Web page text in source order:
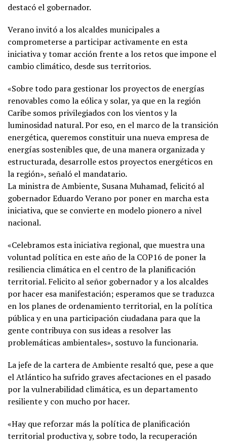
destacó el gobernador.
Verano invitó a los alcaldes municipales a
comprometerse a participar activamente en esta
iniciativa y tomar acción frente a los retos que impone el
cambio climático, desde sus territorios.
«Sobre todo para gestionar los proyectos de energías
renovables como la eólica y solar, ya que en la región
Caribe somos privilegiados con los vientos y la
luminosidad natural. Por eso, en el marco de la transición
energética, queremos constituir una nueva empresa de
energías sostenibles que, de una manera organizada y
estructurada, desarrolle estos proyectos energéticos en
la región», señaló el mandatario.
La ministra de Ambiente, Susana Muhamad, felicitó al
gobernador Eduardo Verano por poner en marcha esta
iniciativa, que se convierte en modelo pionero a nivel
nacional.
«Celebramos esta iniciativa regional, que muestra una
voluntad política en este año de la COP16 de poner la
resiliencia climática en el centro de la planificación
territorial. Felicito al señor gobernador y a los alcaldes
por hacer esa manifestación; esperamos que se traduzca
en los planes de ordenamiento territorial, en la política
pública y en una participación ciudadana para que la
gente contribuya con sus ideas a resolver las
problemáticas ambientales», sostuvo la funcionaria.
La jefe de la cartera de Ambiente resaltó que, pese a que
el Atlántico ha sufrido graves afectaciones en el pasado
por la vulnerabilidad climática, es un departamento
resiliente y con mucho por hacer.
«Hay que reforzar más la política de planificación
territorial productiva y, sobre todo, la recuperación